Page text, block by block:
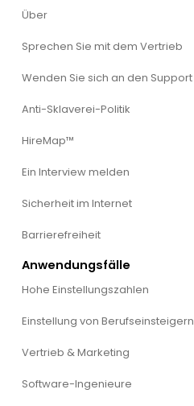
Über
Sprechen Sie mit dem Vertrieb
Wenden Sie sich an den Support
Anti-Sklaverei-Politik
HireMap™
Ein Interview melden
Sicherheit im Internet
Barrierefreiheit
Anwendungsfälle
Hohe Einstellungszahlen
Einstellung von Berufseinsteigern
Vertrieb & Marketing
Software-Ingenieure